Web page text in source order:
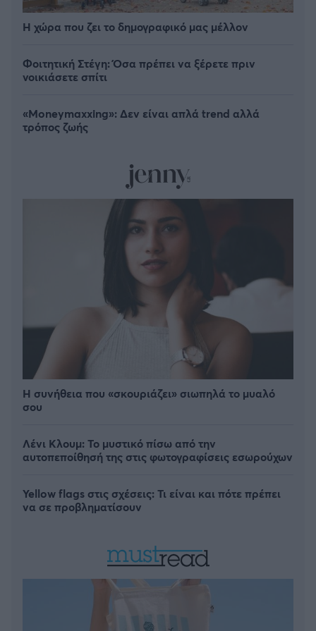
Η χώρα που ζει το δημογραφικό μας μέλλον
Φοιτητική Στέγη: Όσα πρέπει να ξέρετε πριν
νοικιάσετε σπίτι
«Moneymaxxing»: Δεν είναι απλά trend αλλά
τρόπος ζωής
Η συνήθεια που «σκουριάζει» σιωπηλά το μυαλό
σου
Λένι Κλουμ: Το μυστικό πίσω από την
αυτοπεποίθησή της στις φωτογραφίσεις εσωρούχων
Yellow flags στις σχέσεις: Τι είναι και πότε πρέπει
να σε προβληματίσουν